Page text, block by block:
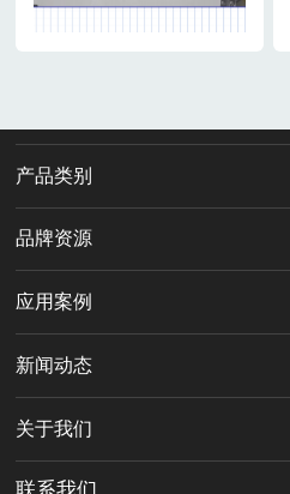
产品类别
品牌资源
应用案例
新闻动态
关于我们